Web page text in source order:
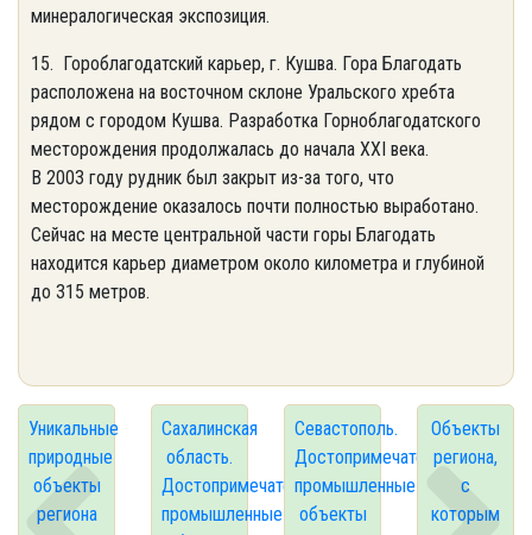
минералогическая экспозиция.
15. Гороблагодатский карьер, г. Кушва. Гора Благодать
расположена на восточном склоне Уральского хребта
рядом с городом Кушва. Разработка Горноблагодатского
месторождения продолжалась до начала XXI века.
В 2003 году рудник был закрыт из-за того, что
месторождение оказалось почти полностью выработано.
Сейчас на месте центральной части горы Благодать
находится карьер диаметром около километра и глубиной
до 315 метров.
Уникальные
природные
объекты
региона
Сахалинская
область.
Достопримечательные
промышленные
Севастополь.
Достопримечательные
промышленные
объекты
Объекты
региона,
с
которым